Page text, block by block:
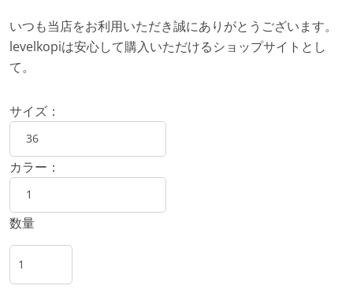
いつも当店をお利用いただき誠にありがとうございます。
levelkopiは安心して購入いただけるショップサイトとし
て。
サイズ：
カラー：
数量